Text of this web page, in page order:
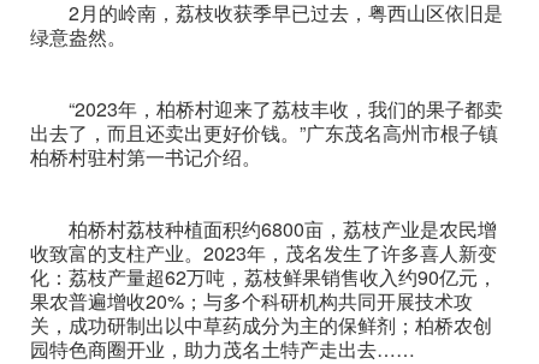
2月的岭南，荔枝收获季早已过去，粤西山区依旧是
绿意盎然。
“2023年，柏桥村迎来了荔枝丰收，我们的果子都卖
出去了，而且还卖出更好价钱。”广东茂名高州市根子镇
柏桥村驻村第一书记介绍。
柏桥村荔枝种植面积约6800亩，荔枝产业是农民增
收致富的支柱产业。2023年，茂名发生了许多喜人新变
化：荔枝产量超62万吨，荔枝鲜果销售收入约90亿元，
果农普遍增收20%；与多个科研机构共同开展技术攻
关，成功研制出以中草药成分为主的保鲜剂；柏桥农创
园特色商圈开业，助力茂名土特产走出去……